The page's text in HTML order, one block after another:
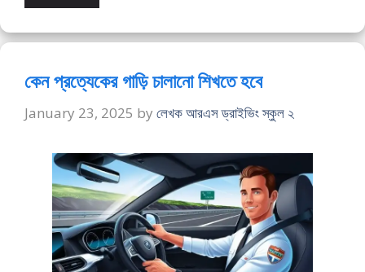
কেন প্রত্যেকের গাড়ি চালানো শিখতে হবে
January 23, 2025 by লেখক আরএস ড্রাইভিং স্কুল ২